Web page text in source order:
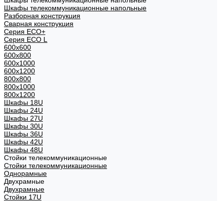
Шкафы телекоммуникационные напольные
Разборная конструкция
Сварная конструкция
Серия ECO+
Серия ECO L
600x600
600x800
600х1000
600х1200
800x800
800х1000
800х1200
Шкафы 18U
Шкафы 24U
Шкафы 27U
Шкафы 30U
Шкафы 36U
Шкафы 42U
Шкафы 48U
Стойки телекоммуникационные
Стойки телекоммуникационные
Однорамные
Двухрамные
Двухрамные
Стойки 17U